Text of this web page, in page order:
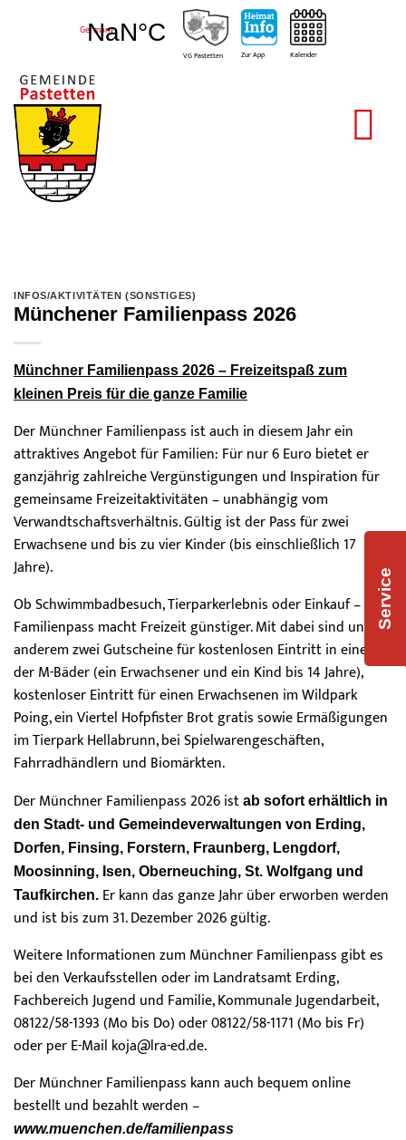
Pastetten,
Germany
VG Pastetten Zur App Kalender
INFOS/AKTIVITÄTEN (SONSTIGES)
Münchener Familienpass 2026
Münchner Familienpass 2026 – Freizeitspaß zum
kleinen Preis für die ganze Familie
Der Münchner Familienpass ist auch in diesem Jahr ein
attraktives Angebot für Familien: Für nur 6 Euro bietet er
ganzjährig zahlreiche Vergünstigungen und Inspiration für
gemeinsame Freizeitaktivitäten – unabhängig vom
Verwandtschaftsverhältnis. Gültig ist der Pass für zwei
Erwachsene und bis zu vier Kinder (bis einschließlich 17
Jahre).
Ob Schwimmbadbesuch, Tierparkerlebnis oder Einkauf – der
Familienpass macht Freizeit günstiger. Mit dabei sind unter
anderem zwei Gutscheine für kostenlosen Eintritt in eines
der M-Bäder (ein Erwachsener und ein Kind bis 14 Jahre),
kostenloser Eintritt für einen Erwachsenen im Wildpark
Poing, ein Viertel Hofpfister Brot gratis sowie Ermäßigungen
im Tierpark Hellabrunn, bei Spielwarengeschäften,
Fahrradhändlern und Biomärkten.
Der Münchner Familienpass 2026 ist ab sofort erhältlich in
den Stadt- und Gemeindeverwaltungen von Erding,
Dorfen, Finsing, Forstern, Fraunberg, Lengdorf,
Moosinning, Isen, Oberneuching, St. Wolfgang und
Taufkirchen. Er kann das ganze Jahr über erworben werden
und ist bis zum 31. Dezember 2026 gültig.
Weitere Informationen zum Münchner Familienpass gibt es
bei den Verkaufsstellen oder im Landratsamt Erding,
Fachbereich Jugend und Familie, Kommunale Jugendarbeit,
08122/58-1393 (Mo bis Do) oder 08122/58-1171 (Mo bis Fr)
oder per E-Mail koja@lra-ed.de.
Der Münchner Familienpass kann auch bequem online
bestellt und bezahlt werden –
www.muenchen.de/familienpass
Service